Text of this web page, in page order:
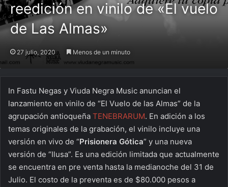
reedición en vinilo de «El vuelo
de Las Almas»
27 julio, 2020 Menos de un minuto
In Fastu Negas y Viuda Negra Music anuncian el
lanzamiento en vinilo de “El Vuelo de las Almas” de la
agrupación antioqueña TENEBRARUM. En adición a los
temas originales de la grabación, el vinilo incluye una
versión en vivo de “Prisionera Gótica” y una nueva
versión de “Ilusa”. Es una edición limitada que actualmente
se encuentra en pre venta hasta la medianoche del 31 de
Julio. El costo de la preventa es de $80.000 pesos a